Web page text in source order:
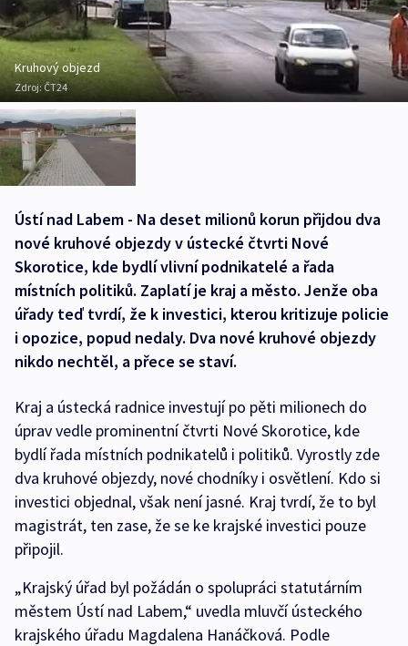
Kruhový objezd
Zdroj: ČT24
Ústí nad Labem - Na deset milionů korun přijdou dva
nové kruhové objezdy v ústecké čtvrti Nové
Skorotice, kde bydlí vlivní podnikatelé a řada
místních politiků. Zaplatí je kraj a město. Jenže oba
úřady teď tvrdí, že k investici, kterou kritizuje policie
i opozice, popud nedaly. Dva nové kruhové objezdy
nikdo nechtěl, a přece se staví.
Kraj a ústecká radnice investují po pěti milionech do
úprav vedle prominentní čtvrti Nové Skorotice, kde
bydlí řada místních podnikatelů i politiků. Vyrostly zde
dva kruhové objezdy, nové chodníky i osvětlení. Kdo si
investici objednal, však není jasné. Kraj tvrdí, že to byl
magistrát, ten zase, že se ke krajské investici pouze
připojil.
„Krajský úřad byl požádán o spolupráci statutárním
městem Ústí nad Labem,“ uvedla mluvčí ústeckého
krajského úřadu Magdalena Hanáčková. Podle